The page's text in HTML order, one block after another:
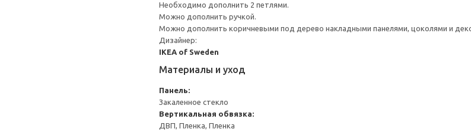
Необходимо дополнить 2 петлями.
Можно дополнить ручкой.
Можно дополнить коричневыми под дерево накладными панелями, цоколями и
Дизайнер:
IKEA of Sweden
Материалы и уход
Панель:
Закаленное стекло
Вертикальная обвязка:
ДВП, Пленка, Пленка